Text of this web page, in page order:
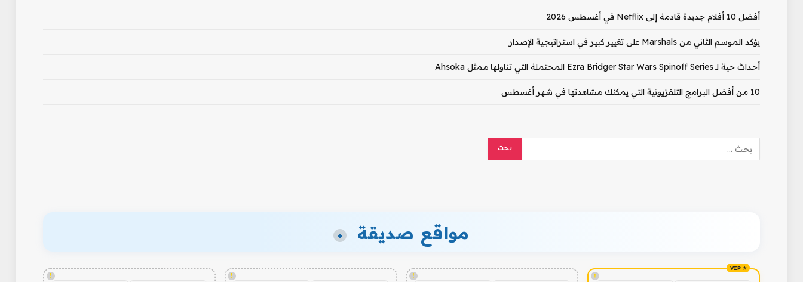
أفضل 10 أفلام جديدة قادمة إلى Netflix في أغسطس 2026
يؤكد الموسم الثاني من Marshals على تغيير كبير في استراتيجية الإصدار
أحداث حية لـ Ezra Bridger Star Wars Spinoff Series المحتملة التي تناولها ممثل Ahsoka
10 من أفضل البرامج التلفزيونية التي يمكنك مشاهدتها في شهر أغسطس
مواقع صديقة +
!
!
!
!